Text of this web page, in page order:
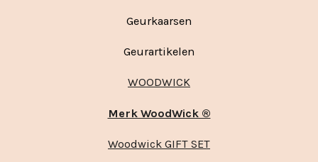
Geurkaarsen
Geurartikelen
WOODWICK
Merk WoodWick ®
Woodwick GIFT SET